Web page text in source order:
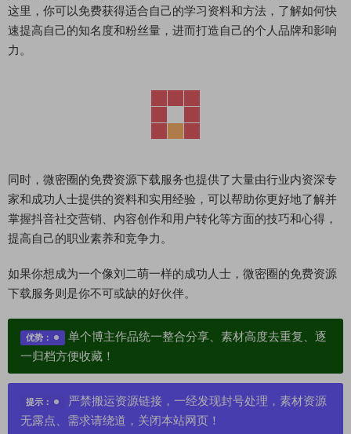
这里，你可以免费获得适合自己的学习资料和方法，了解如何快
速提高自己的知名度和粉丝量，进而打造自己的个人品牌和影响
力。
同时，微密圈的免费资源下载服务也提供了大量由行业内资深专
家和成功人士提供的资料和实用经验，可以帮助你更好地了解并
掌握抖音社交营销、内容创作和用户转化等方面的技巧和心得，
提高自己的职业素养和竞争力。
如果你想成为一个像刘二萌一样的成功人士，微密圈的免费资源
下载服务则是你不可或缺的好伙伴。
优势：
单个博主作品统一整合分享、素材高度去重复、逐
一归档方便收藏！
提示：
严禁搬运资源链接，一经发现封号处理，素材资源
无露点、需求请绕道，关闭本站网页！